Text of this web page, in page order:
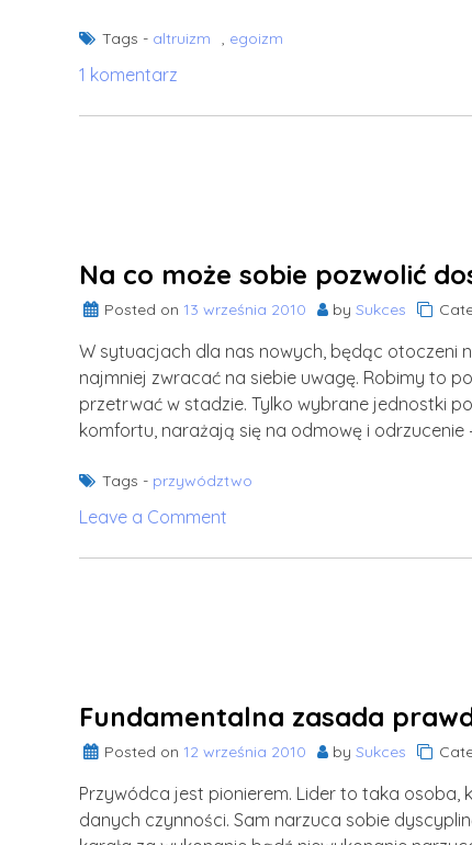
Tags - altruizm , egoizm
1 komentarz
Na co może sobie pozwolić
Posted on 13 września 2010 by Sukces
W sytuacjach dla nas nowych, będąc otoczeni
najmniej zwracać na siebie uwagę. Robimy to
przetrwać w stadzie. Tylko wybrane jednostki
komfortu, narażają się na odmowę i odrzucenie
Tags - przywództwo
Leave a Comment
Fundamentalna zasada
Posted on 12 września 2010 by Sukces
Przywódca jest pionierem. Lider to taka
danych czynności. Sam narzuca sobie